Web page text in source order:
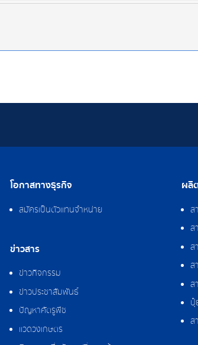
โอกาสทางธุรกิจ
สมัครเป็นตัวแทนจำหน่าย
ข่าวสาร
ข่าวกิจกรรม
ข่าวประชาสัมพันธ์
ปัญหาศัตรูพืช
แวดวงเกษตร
ผลิ
ส
ส
ส
ส
ส
ปุ๋
ส